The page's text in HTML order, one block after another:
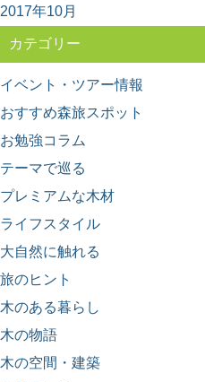
2017年10月
カテゴリー
イベント・ツアー情報
おすすめ森旅スポット
お勉強コラム
テーマで巡る
プレミアムな木材
ライフスタイル
大自然に触れる
旅のヒント
木のある暮らし
木の物語
木の空間・建築